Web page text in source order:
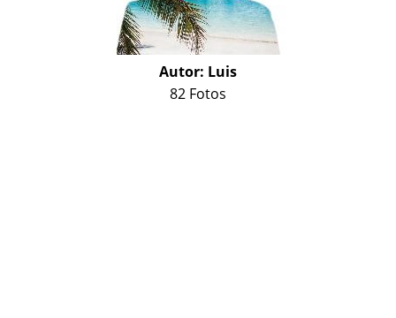
Autor: Luis
82 Fotos